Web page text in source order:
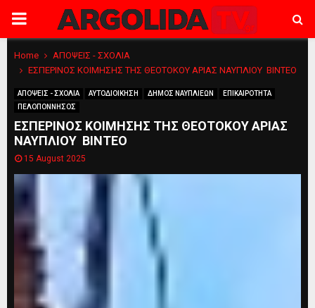
PRIMARY
MENU
Home
ΑΠΟΨΕΙΣ - ΣΧΟΛΙΑ
ΕΣΠΕΡΙΝΟΣ ΚΟΙΜΗΣΗΣ ΤΗΣ ΘΕΟΤΟΚΟΥ ΑΡΙΑΣ ΝΑΥΠΛΙΟΥ ΒΙΝΤΕΟ
ΑΠΟΨΕΙΣ - ΣΧΟΛΙΑ ΑΥΤΟΔΙΟΙΚΗΣΗ ΔΗΜΟΣ ΝΑΥΠΛΙΕΩΝ
ΕΠΙΚΑΙΡΟΤΗΤΑ
ΠΕΛΟΠΟΝΝΗΣΟΣ
ΕΣΠΕΡΙΝΟΣ ΚΟΙΜΗΣΗΣ ΤΗΣ ΘΕΟΤΟΚΟΥ ΑΡΙΑΣ
ΝΑΥΠΛΙΟΥ ΒΙΝΤΕΟ
15 August 2025